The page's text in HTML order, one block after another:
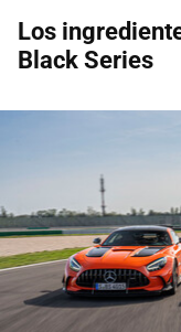
Los
Black Series